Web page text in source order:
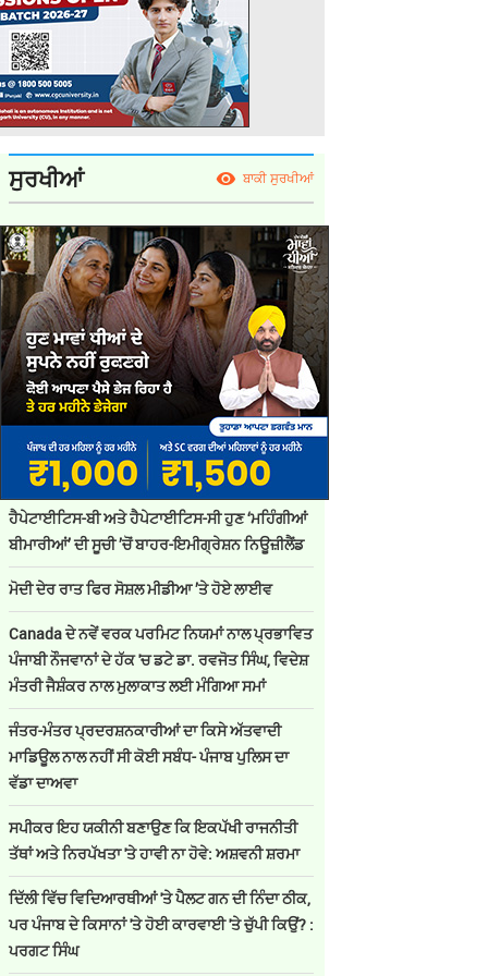
ਸੁਰਖੀਆਂ ਬਾਕੀ ਸੁਰਖੀਆਂ
ਹੈਪੇਟਾਈਟਿਸ-ਬੀ ਅਤੇ ਹੈਪੇਟਾਈਟਿਸ-ਸੀ ਹੁਣ ‘ਮਹਿੰਗੀਆਂ
ਬੀਮਾਰੀਆਂ’ ਦੀ ਸੂਚੀ ’ਚੋਂ ਬਾਹਰ-ਇਮੀਗ੍ਰੇਸ਼ਨ ਨਿਊਜ਼ੀਲੈਂਡ
ਮੋਦੀ ਦੇਰ ਰਾਤ ਫਿਰ ਸੋਸ਼ਲ ਮੀਡੀਆ ’ਤੇ ਹੋਏ ਲਾਈਵ
Canada ਦੇ ਨਵੇਂ ਵਰਕ ਪਰਮਿਟ ਨਿਯਮਾਂ ਨਾਲ ਪ੍ਰਭਾਵਿਤ
ਪੰਜਾਬੀ ਨੌਜਵਾਨਾਂ ਦੇ ਹੱਕ 'ਚ ਡਟੇ ਡਾ. ਰਵਜੋਤ ਸਿੰਘ, ਵਿਦੇਸ਼
ਮੰਤਰੀ ਜੈਸ਼ੰਕਰ ਨਾਲ ਮੁਲਾਕਾਤ ਲਈ ਮੰਗਿਆ ਸਮਾਂ
ਜੰਤਰ-ਮੰਤਰ ਪ੍ਰਦਰਸ਼ਨਕਾਰੀਆਂ ਦਾ ਕਿਸੇ ਅੱਤਵਾਦੀ
ਮਾਡਿਊਲ ਨਾਲ ਨਹੀਂ ਸੀ ਕੋਈ ਸਬੰਧ- ਪੰਜਾਬ ਪੁਲਿਸ ਦਾ
ਵੱਡਾ ਦਾਅਵਾ
ਸਪੀਕਰ ਇਹ ਯਕੀਨੀ ਬਣਾਉਣ ਕਿ ਇਕਪੱਖੀ ਰਾਜਨੀਤੀ
ਤੱਥਾਂ ਅਤੇ ਨਿਰਪੱਖਤਾ 'ਤੇ ਹਾਵੀ ਨਾ ਹੋਵੇ: ਅਸ਼ਵਨੀ ਸ਼ਰਮਾ
ਦਿੱਲੀ ਵਿੱਚ ਵਿਦਿਆਰਥੀਆਂ 'ਤੇ ਪੈਲਟ ਗਨ ਦੀ ਨਿੰਦਾ ਠੀਕ,
ਪਰ ਪੰਜਾਬ ਦੇ ਕਿਸਾਨਾਂ 'ਤੇ ਹੋਈ ਕਾਰਵਾਈ 'ਤੇ ਚੁੱਪੀ ਕਿਉਂ? :
ਪਰਗਟ ਸਿੰਘ